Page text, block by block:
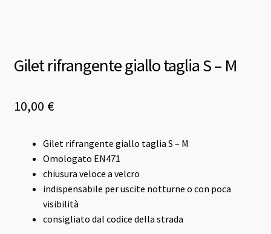
Gilet rifrangente giallo taglia S – M
10,00 €
Gilet rifrangente giallo taglia S – M
Omologato EN471
chiusura veloce a velcro
indispensabile per uscite notturne o con poca
visibilità
consigliato dal codice della strada